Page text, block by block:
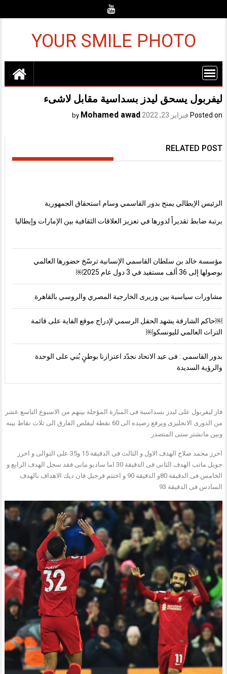
YOUR SMILE PHOTO
ليفربول يسحق ليدز بسداسية مقابل لاشىء
Posted on فبراير 23, 2022 Mohamed awad
RELATED POST
الرئيس الإيطالي يمنح بدور القاسمي وسام استحقاق الجمهورية
برتبة ضابط تقديراً لدورها في تعزيز العلاقات الثقافية بين الإمارات وإيطاليا
مؤسسة خالد بن سلطان القاسمي الإنسانية ترسّخ حضورها العالمي
بوصولها إلى 36 ألف مستفيد في 3 دول عام 2025￼
مشاورات سياسية بين وزيرى الخارجية المصري والروسي بالقاهرة
￼حاكم الشارقة يشهد الحفل الرسمي لإدراج موقع الفاية على قائمة
التراث العالمي لليونسكو￼
بدور القاسمي : فى عيد الاتحاد نجدّد اعتزازنا بوطنٍ بُني على الوحدة
والرؤية السديدة
فاز ليفربول على ليدز بسداسية فى المبارة المؤجلة بينهم من الاسبوع التاسع عشر
من الدورى الانجليزى ويرفع رصيده الى 60 نقطة ليقلص الفارق الى ثلاث نقاط بينه
وبين مانشتر ستى المتصدر
احرز محمد صلاح الهدف الاول و الثالث فى الدقيقة 15 و35 على التوالى و احرز
جويل ماتب الهدف الثانى فى الدقيقة 30 اما ساديو مانى فقد سجل الهدف الرابع و
الخامس فى الدقيقة 80و الدقيقة 90 و اختتم فرجيل فان ديك الاهداف بالهدف
السادس فى الدقيقة 93